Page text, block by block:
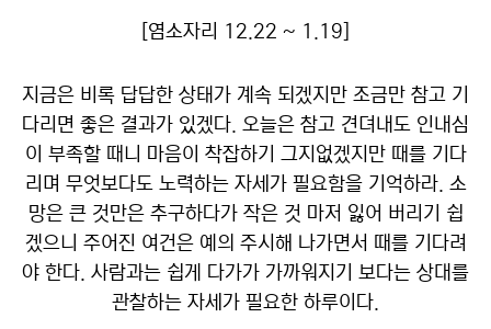
[염소자리 12.22 ~ 1.19]
지금은 비록 답답한 상태가 계속 되겠지만 조금만 참고 기
다리면 좋은 결과가 있겠다. 오늘은 참고 견뎌내도 인내심
이 부족할 때니 마음이 착잡하기 그지없겠지만 때를 기다
리며 무엇보다도 노력하는 자세가 필요함을 기억하라. 소
망은 큰 것만은 추구하다가 작은 것 마저 잃어 버리기 쉽
겠으니 주어진 여건은 예의 주시해 나가면서 때를 기다려
야 한다. 사람과는 쉽게 다가가 가까워지기 보다는 상대를
관찰하는 자세가 필요한 하루이다.